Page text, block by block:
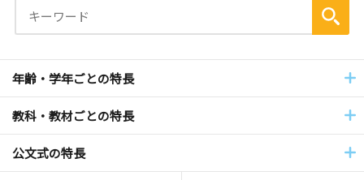
年齢・学年ごとの特長
教科・教材ごとの特長
公文式の特長